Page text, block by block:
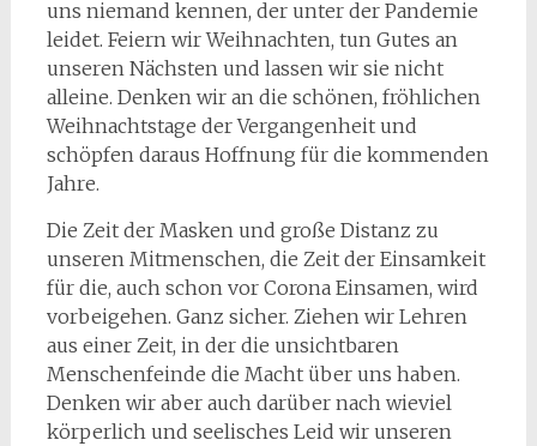
uns niemand kennen, der unter der Pandemie
leidet. Feiern wir Weihnachten, tun Gutes an
unseren Nächsten und lassen wir sie nicht
alleine. Denken wir an die schönen, fröhlichen
Weihnachtstage der Vergangenheit und
schöpfen daraus Hoffnung für die kommenden
Jahre.
Die Zeit der Masken und große Distanz zu
unseren Mitmenschen, die Zeit der Einsamkeit
für die, auch schon vor Corona Einsamen, wird
vorbeigehen. Ganz sicher. Ziehen wir Lehren
aus einer Zeit, in der die unsichtbaren
Menschenfeinde die Macht über uns haben.
Denken wir aber auch darüber nach wieviel
körperlich und seelisches Leid wir unseren